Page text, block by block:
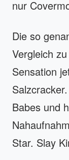
nur
Die so
Vergleich
Sensation
Babes und
Star. Slay